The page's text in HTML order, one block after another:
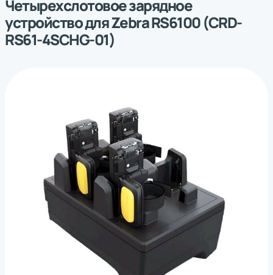
Четырехслотовое зарядное
устройство для Zebra RS6100 (CRD-
RS61-4SCHG-01)